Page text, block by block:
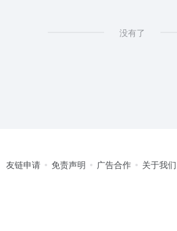
没有了
友链申请 免责声明 广告合作 关于我们